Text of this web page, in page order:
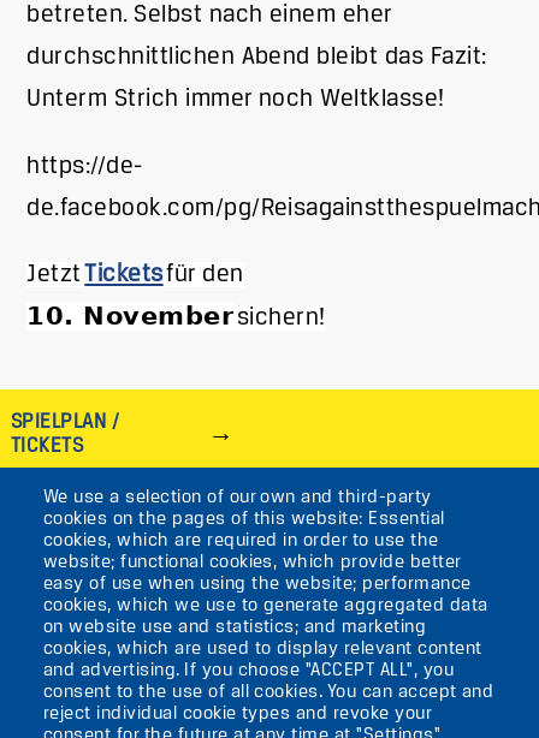
We use a selection of our own and third-party
cookies on the pages of this website: Essential
cookies, which are required in order to use the
website; functional cookies, which provide better
easy of use when using the website; performance
cookies, which we use to generate aggregated data
on website use and statistics; and marketing
cookies, which are used to display relevant content
and advertising. If you choose "ACCEPT ALL", you
consent to the use of all cookies. You can accept and
reject individual cookie types and revoke your
betreten. Selbst nach einem eher
durchschnittlichen Abend bleibt das Fazit:
Unterm Strich immer noch Weltklasse!
https://de-
de.facebook.com/pg/
JetztTicketsfür den
10. Novembersichern!
SPIELPLAN /
TICKETS
IMAGE
VIKTORIASTR. 10-18
12105 BERLIN
TEMPELHOF
AKTUELLES